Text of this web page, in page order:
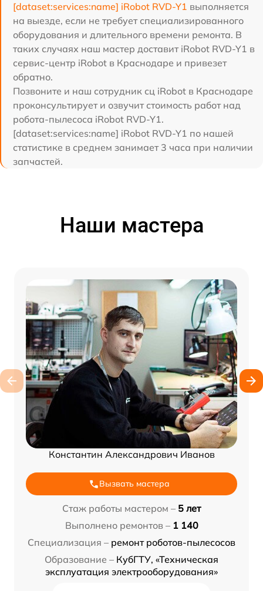
[dataset:services:name] iRobot RVD-Y1 выполняется
на выезде, если не требует специализированного
оборудования и длительного времени ремонта. В
таких случаях наш мастер доставит iRobot RVD-Y1 в
сервис-центр iRobot в Краснодаре и привезет
обратно.
Позвоните и наш сотрудник сц iRobot в Краснодаре
проконсультирует и озвучит стоимость работ над
робота-пылесоса iRobot RVD-Y1.
[dataset:services:name] iRobot RVD-Y1 по нашей
статистике в среднем занимает 3 часа при наличии
запчастей.
Наши мастера
Константин Александрович Иванов
Вызвать мастера
Стаж работы мастером – 5 лет
Выполнено ремонтов – 1 140
Специализация – ремонт роботов-пылесосов
Образование – КубГТУ, «Техническая
эксплуатация электрооборудования»